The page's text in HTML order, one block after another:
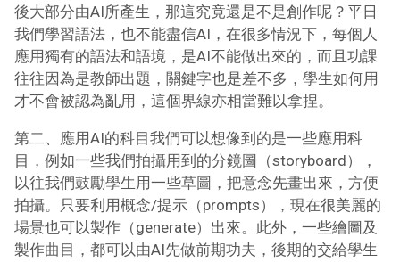
後大部分由AI所產生，那這究竟還是不是創作呢？平日
我們學習語法，也不能盡信AI，在很多情況下，每個人
應用獨有的語法和語境，是AI不能做出來的，而且功課
往往因為是教師出題，關鍵字也是差不多，學生如何用
才不會被認為亂用，這個界線亦相當難以拿捏。
第二、應用AI的科目我們可以想像到的是一些應用科
目，例如一些我們拍攝用到的分鏡圖（storyboard），
以往我們鼓勵學生用一些草圖，把意念先畫出來，方便
拍攝。只要利用概念/提示（prompts），現在很美麗的
場景也可以製作（generate） 出來。此外，一些繪圖及
製作曲目，都可以由AI先做前期功夫，後期的交給學生